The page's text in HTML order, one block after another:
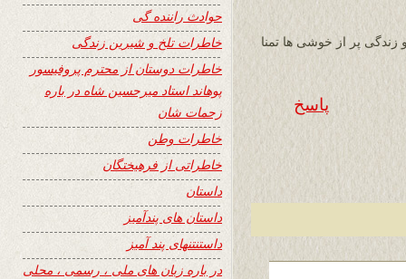
پر از خوشی ها تمنا
پاسخ
حوادث راننده گی
خاطرات تلخ و شیرین زندگی
خاطرات دوستان از محترم پروفیسور
پوهاند استاد میرحسین شاه در باره
زحمات شان
خاطرات وطن
خاطراتی از فرهیختگان
داستان
داستان های پندآمیز
داستنتنهای پند آمیز
در باره زبان های ملی ، رسمی ، محلی